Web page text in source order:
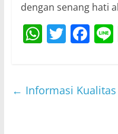
dengan senang hati
W
s
T
er
F
e
← Informasi